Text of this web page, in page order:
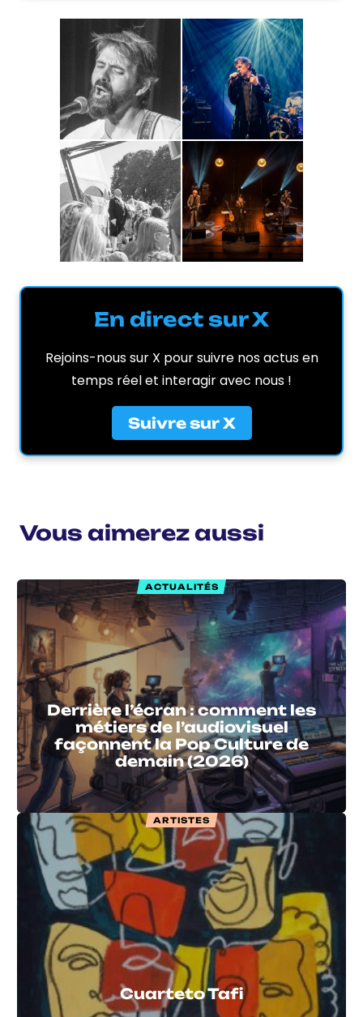
En direct sur X
Rejoins-nous sur X pour suivre nos actus en
temps réel et interagir avec nous !
Suivre sur X
Vous aimerez aussi
ACTUALITÉS
Derrière l’écran : comment les
métiers de l’audiovisuel
façonnent la Pop Culture de
demain (2026)
ARTISTES
Cuarteto Tafi